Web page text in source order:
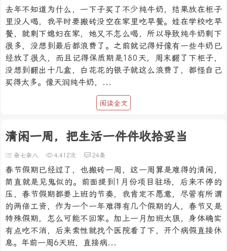
去年不知道为什么，一下子买了不少纯牛奶，结果放在柜子
里没人喝，我平时要搬砖没空在家里吃早餐。娃在学校吃早
餐，就剩下媳妇在家，她又不怎么喝，所以导致纯牛奶剩下
很多，没想到最后都浪费了。之前就记得好像有一些牛奶已
经放了很久，而且记得保质期是180天，周末翻了下柜子，
没想到翻出十几盒，白花花的银子就这么浪费了，都怪自己
买得太多。像天润纯牛奶，...
阅读全文
清闲一周，把生活一件件收拾妥当
杂七杂八 4,412次 24条
春节假期已经过了，也搬砖一周，这一周算是难得的清闲，
简直就是见鬼似的。前面提到1月份项目驻场，后来不停的
压，春节假期都要上班的节奏，我肯定不愿意，尽管有所谓
的两倍工资，作为一个一年难得有几个假期的人，春节又是
特殊假期，怎么可能不回家。加上一月加班太狠，身体确实
有点吃不消，后来索性就找个医院看了下，开个病假直接休
息。年前一周6天班，直接病...